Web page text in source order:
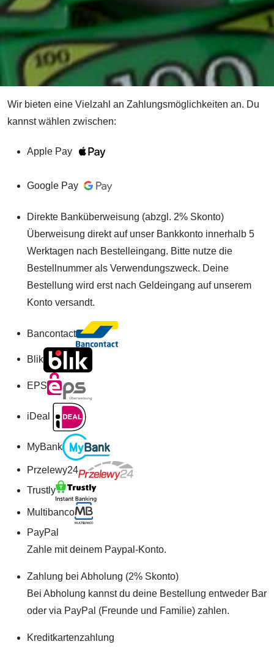
Wir bieten eine Vielzahl an Zahlungsmöglichkeiten an. Du
kannst wählen zwischen:
Apple Pay
Google Pay
Direkte Banküberweisung (abzgl. 2% Skonto)
Überweisung direkt auf unser Bankkonto innerhalb 5
Werktagen nach Bestelleingang. Bitte nutze die
Bestellnummer als Verwendungszweck. Deine
Bestellung wird erst nach Geldeingang auf unserem
Konto versandt.
Bancontact
Blik
EPS
iDeal
MyBank
Przelewy24
Trustly
Multibanco
PayPal
Zahle mit deinem Paypal-Konto.
Zahlung bei Abholung (2% Skonto)
Bei Abholung kannst du deine Bestellung entweder Bar
oder via PayPal (Freunde und Familie) zahlen.
Kreditkartenzahlung